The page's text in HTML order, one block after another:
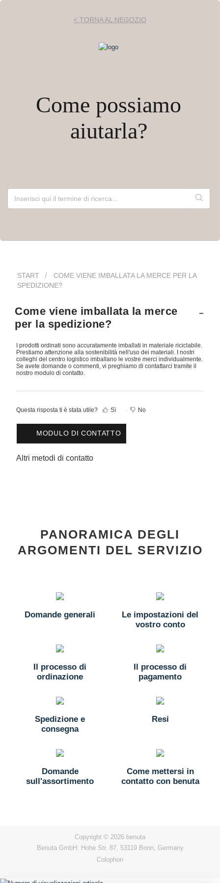
< TORNA AL NEGOZIO
Come possiamo
aiutarla?
START
COME VIENE IMBALLATA LA MERCE PER LA
SPEDIZIONE?
Come viene imballata la merce
per la spedizione?
I prodotti ordinati sono accuratamente imballati in materiale riciclabile.
Prestiamo attenzione alla sostenibilità nell'uso dei materiali. I nostri
colleghi del centro logistico imballano le vostre merci individualmente.
Se avete domande o commenti, vi preghiamo di contattarci tramite il
nostro modulo di contatto.
Questa risposta ti è stata utile? Sì No
MODULO DI CONTATTO
Altri metodi di contatto
PANORAMICA DEGLI
ARGOMENTI DEL SERVIZIO
Domande generali
Le impostazioni del
vostro conto
Il processo di
ordinazione
Il processo di
pagamento
Spedizione e
consegna
Resi
Domande
sull'assortimento
Come mettersi in
contatto con benuta
Copyright © 2026 benuta
Benuta GmbH: Hohe Str. 87, 53119 Bonn, Germany
Colophon